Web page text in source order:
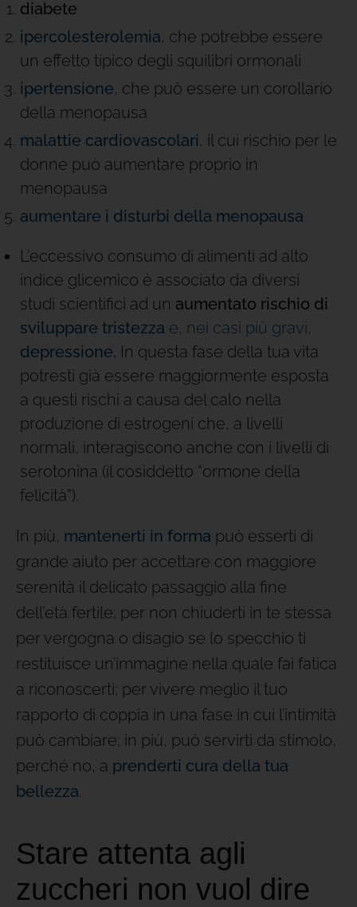
diabete
ipercolesterolemia, che potrebbe essere
un effetto tipico degli squilibri ormonali
ipertensione, che può essere un corollario
della menopausa
malattie cardiovascolari, il cui rischio per le
donne può aumentare proprio in
menopausa
aumentare i disturbi della menopausa
L’eccessivo consumo di alimenti ad alto
indice glicemico è associato da diversi
studi scientifici ad un aumentato rischio di
sviluppare tristezza e, nei casi più gravi,
depressione. In questa fase della tua vita
potresti già essere maggiormente esposta
a questi rischi a causa del calo nella
produzione di estrogeni che, a livelli
normali, interagiscono anche con i livelli di
serotonina (il cosiddetto “ormone della
felicità”).
In più, mantenerti in forma può esserti di
grande aiuto per accettare con maggiore
serenità il delicato passaggio alla fine
dell’età fertile; per non chiuderti in te stessa
per vergogna o disagio se lo specchio ti
restituisce un’immagine nella quale fai fatica
a riconoscerti; per vivere meglio il tuo
rapporto di coppia in una fase in cui l’intimità
può cambiare; in più, può servirti da stimolo,
perché no, a prenderti cura della tua
bellezza.
Stare attenta agli
zuccheri non vuol dire